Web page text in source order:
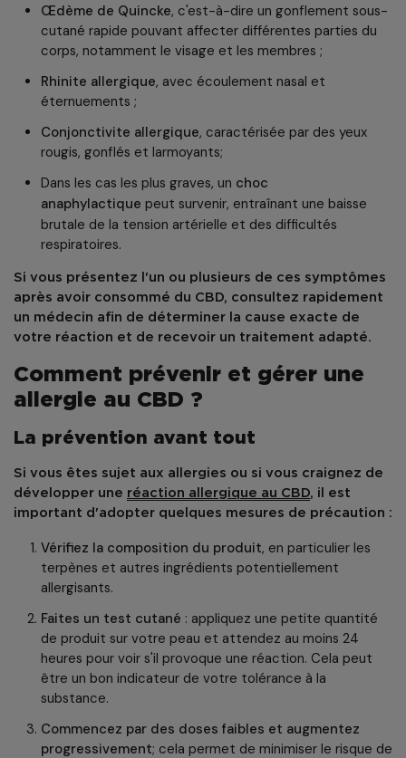
Œdème de Quincke, c'est-à-dire un gonflement sous-
cutané rapide pouvant affecter différentes parties du
corps, notamment le visage et les membres ;
Rhinite allergique, avec écoulement nasal et
éternuements ;
Conjonctivite allergique, caractérisée par des yeux
rougis, gonflés et larmoyants;
Dans les cas les plus graves, un choc
anaphylactique peut survenir, entraînant une baisse
brutale de la tension artérielle et des difficultés
respiratoires.
Si vous présentez l'un ou plusieurs de ces symptômes
après avoir consommé du CBD, consultez rapidement
un médecin afin de déterminer la cause exacte de
votre réaction et de recevoir un traitement adapté.
Comment prévenir et gérer une
allergie au CBD ?
La prévention avant tout
Si vous êtes sujet aux allergies ou si vous craignez de
développer une réaction allergique au CBD, il est
important d'adopter quelques mesures de précaution :
Vérifiez la composition du produit, en particulier les
terpènes et autres ingrédients potentiellement
allergisants.
Faites un test cutané : appliquez une petite quantité
de produit sur votre peau et attendez au moins 24
heures pour voir s'il provoque une réaction. Cela peut
être un bon indicateur de votre tolérance à la
substance.
Commencez par des doses faibles et augmentez
progressivement; cela permet de minimiser le risque de